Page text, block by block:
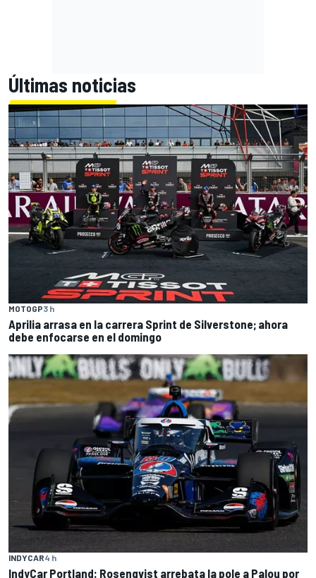
Últimas noticias
MOTOGP3 h
Aprilia arrasa en la carrera Sprint de Silverstone; ahora
debe enfocarse en el domingo
INDYCAR4 h
IndyCar Portland: Rosenqvist arrebata la pole a Palou por